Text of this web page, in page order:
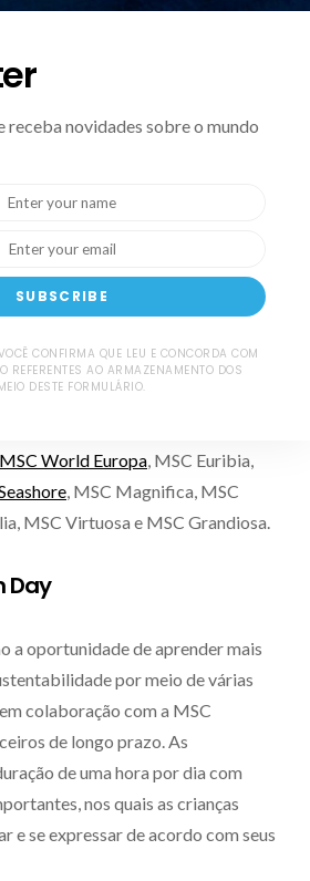
meia-noite nos dias de navegação, e
dias em que há parada em algum
World Record
com o show familiar do
a bordo de navios selecionados, o
o mais alto, o mais baixo, o
os participantes. Assim, ganham
MSC World Europa, MSC Euribia,
, MSC Magnifica, MSC
MSC Virtuosa e MSC Grandiosa.
Day
a oportunidade de aprender mais
por meio de várias
colaboração com a MSC
de longo prazo. As
de uma hora por dia com
nos quais as crianças
e se expressar de acordo com seus
receba novidades sobre o mundo
SUBSCRIBE
CONFIRMA QUE LEU E CONCORDA COM
REFERENTES AO ARMAZENAMENTO DOS
DESTE FORMULÁRIO.